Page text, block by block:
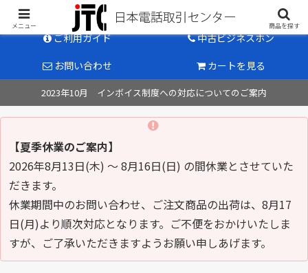
中古ビジネスホン販売のパイオニア
ご利用ガイド
中古ビジネスホン
お問い合わせ
カートを見る
2023年10月 インボイス制度への対応についてのご案内
【夏季休業のご案内】
2026年8月13日(木) ～ 8月16日(日) の間休業とさせていた
だきます。
休業期間中のお問い合わせ、ご注文商品の出荷は、8月17
日(月)より順次対応となります。ご不便をおかけいたしま
すが、ご了承いただきますようお願い申しあげます。
メニュー 商品を探す